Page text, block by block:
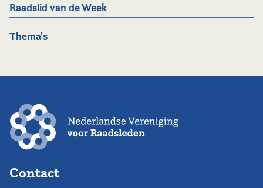
Raadslid van de Week
Thema's
Contact